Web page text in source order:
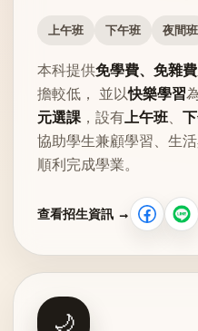
上午班 下午班 夜間班
本科提供免學費、免雜費
擔較低， 並以快樂學習
元選課 ，設有 上午班
協助學生兼顧學習、生
順利完成學業。
查看招生資訊 →
🌙